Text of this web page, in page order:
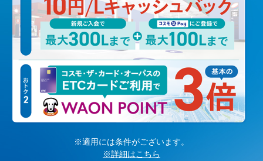
※適用には条件がございます。
※詳細はこちら